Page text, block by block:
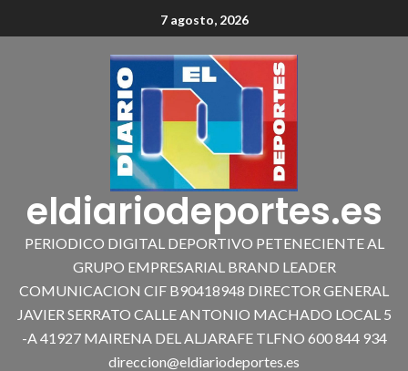
7 agosto, 2026
eldiariodeportes.es
PERIODICO DIGITAL DEPORTIVO PETENECIENTE AL
GRUPO EMPRESARIAL BRAND LEADER
COMUNICACION CIF B90418948 DIRECTOR GENERAL
JAVIER SERRATO CALLE ANTONIO MACHADO LOCAL 5
-A 41927 MAIRENA DEL ALJARAFE TLFNO 600 844 934
direccion@eldiariodeportes.es